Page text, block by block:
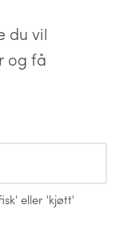
du vil
og få
eller 'kjøtt'